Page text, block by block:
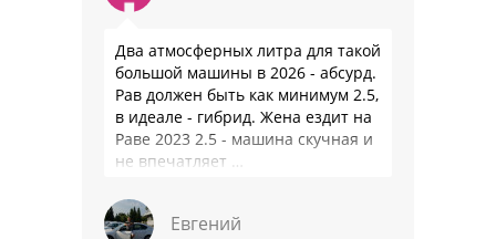
Два атмосферных литра для такой
большой машины в 2026 - абсурд.
Рав должен быть как минимум 2.5,
в идеале - гибрид. Жена ездит на
Раве 2023 2.5 - машина скучная и
не впечатляет …
Евгений